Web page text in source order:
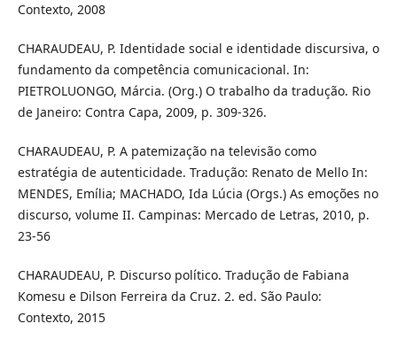
Contexto, 2008
CHARAUDEAU, P. Identidade social e identidade discursiva, o
fundamento da competência comunicacional. In:
PIETROLUONGO, Márcia. (Org.) O trabalho da tradução. Rio
de Janeiro: Contra Capa, 2009, p. 309-326.
CHARAUDEAU, P. A patemização na televisão como
estratégia de autenticidade. Tradução: Renato de Mello In:
MENDES, Emília; MACHADO, Ida Lúcia (Orgs.) As emoções no
discurso, volume II. Campinas: Mercado de Letras, 2010, p.
23-56
CHARAUDEAU, P. Discurso político. Tradução de Fabiana
Komesu e Dilson Ferreira da Cruz. 2. ed. São Paulo:
Contexto, 2015